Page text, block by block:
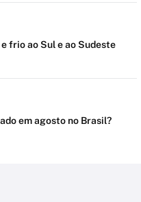
frio ao Sul e ao Sudeste
em agosto no Brasil?